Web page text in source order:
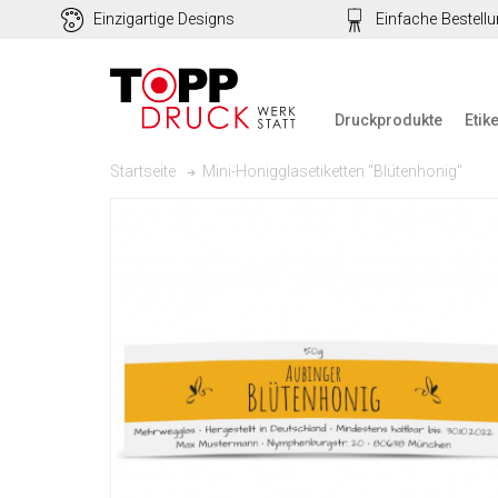
Einzigartige Designs Einfache
Druckprodukte
Startseite Mini-Honigglasetiketten "Blütenhonig"